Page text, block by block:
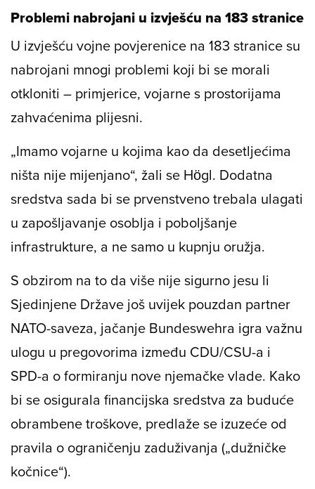
Problemi nabrojani u izvješću na 183 stranice
U izvješću vojne povjerenice na 183 stranice su
nabrojani mnogi problemi koji bi se morali
otkloniti – primjerice, vojarne s prostorijama
zahvaćenima plijesni.
„Imamo vojarne u kojima kao da desetljećima
ništa nije mijenjano“, žali se Högl. Dodatna
sredstva sada bi se prvenstveno trebala ulagati
u zapošljavanje osoblja i poboljšanje
infrastrukture, a ne samo u kupnju oružja.
S obzirom na to da više nije sigurno jesu li
Sjedinjene Države još uvijek pouzdan partner
NATO-saveza, jačanje Bundeswehra igra važnu
ulogu u pregovorima između CDU/CSU-a i
SPD-a o formiranju nove njemačke vlade. Kako
bi se osigurala financijska sredstva za buduće
obrambene troškove, predlaže se izuzeće od
pravila o ograničenju zaduživanja („dužničke
kočnice“).